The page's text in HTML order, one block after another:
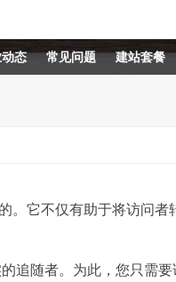
态 常见问题 建站套餐
。它不仅有助于将访问者
追随者。为此，您只需